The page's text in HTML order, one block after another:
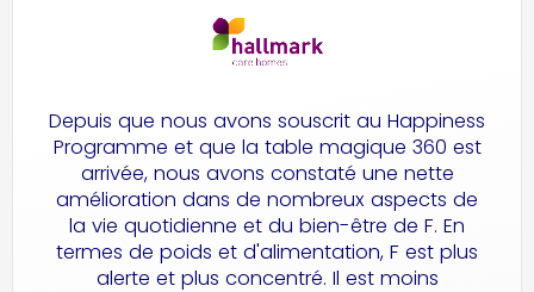
Depuis que nous avons souscrit au Happiness
Programme et que la table magique 360 est
arrivée, nous avons constaté une nette
amélioration dans de nombreux aspects de
la vie quotidienne et du bien-être de F. En
termes de poids et d'alimentation, F est plus
alerte et plus concentré. Il est moins